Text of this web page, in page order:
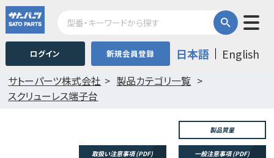
ログイン 新規会員登録 日本語 English
サトーパーツ株式会社
製品カテゴリ一覧
スクリューレス端子台
製品質量
取扱い注意事項 (PDF) 一般注意事項 (PDF)